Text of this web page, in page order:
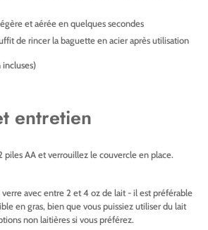
et aérée en quelques secondes
de rincer la baguette en acier après utilisation
incluses)
entretien
piles AA et verrouillez le couvercle en place.
avec entre 2 et 4 oz de lait - il est préférable
en gras, bien que vous puissiez utiliser du lait
non laitières si vous préférez.